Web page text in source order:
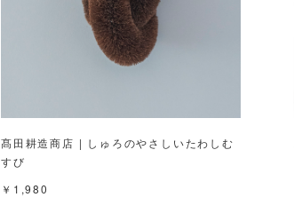
髙田耕造商店 | しゅろのやさしいたわしむ
すび
￥1,980